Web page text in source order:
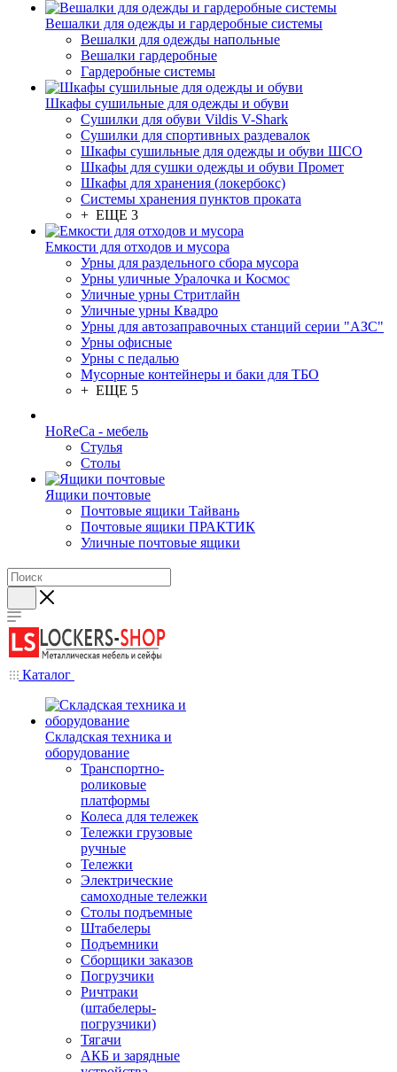
Вешалки для одежды и гардеробные системы
Вешалки для одежды напольные
Вешалки гардеробные
Гардеробные системы
Шкафы сушильные для одежды и обуви
Сушилки для обуви Vildis V-Shark
Сушилки для спортивных раздевалок
Шкафы сушильные для одежды и обуви ШСО
Шкафы для сушки одежды и обуви Промет
Шкафы для хранения (локербокс)
Системы хранения пунктов проката
+ ЕЩЕ 3
Емкости для отходов и мусора
Урны для раздельного сбора мусора
Урны уличные Уралочка и Космос
Уличные урны Стритлайн
Уличные урны Квадро
Урны для автозаправочных станций серии "АЗС"
Урны офисные
Урны с педалью
Мусорные контейнеры и баки для ТБО
+ ЕЩЕ 5
HoReCa - мебель
Стулья
Столы
Ящики почтовые
Почтовые ящики Тайвань
Почтовые ящики ПРАКТИК
Уличные почтовые ящики
Каталог
Складская техника и
оборудование
Транспортно-
роликовые
платформы
Колеса для тележек
Тележки грузовые
ручные
Тележки
Электрические
самоходные тележки
Столы подъемные
Штабелеры
Подъемники
Сборщики заказов
Погрузчики
Ричтраки
(штабелеры-
погрузчики)
Тягачи
АКБ и зарядные